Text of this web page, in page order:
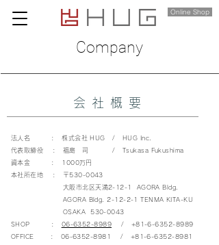
Online Shop
Company
会社概要
法人名 : 株式会社 HUG / HUG Inc.
代表取締役 : 福島 司 / Tsukasa Fukushima
資本金 : 1000万円
​本社所在地 : 〒530-0043
大阪市北区天満2-12-1 AGORA Bldg.
AGORA Bldg. 2-12-2-1 TENMA KITA-KU
OSAKA530-0043
SHOP : 06-6352-8989 / +81-6-6352-8989
OFFICE : 06-6352-8981 / +81-6-6352-8981